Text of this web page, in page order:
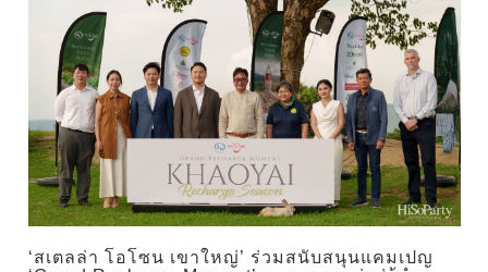
‘สเตลล่า โอโซน เขาใหญ่’ ร่วมสนับสนุนแคมเปญ